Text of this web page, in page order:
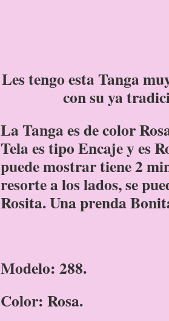
Les tengo esta Tanga
con su ya
La Tanga es de color
Tela es tipo Encaje y es
puede mostrar tiene 2
resorte a los lados, se
Rosita. Una prenda
Modelo: 288.
Color: Rosa.